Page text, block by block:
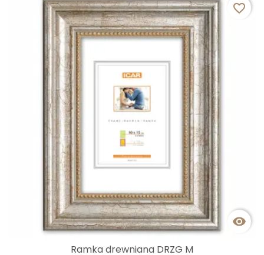

favorite_border
Ramka drewniana DRZG M